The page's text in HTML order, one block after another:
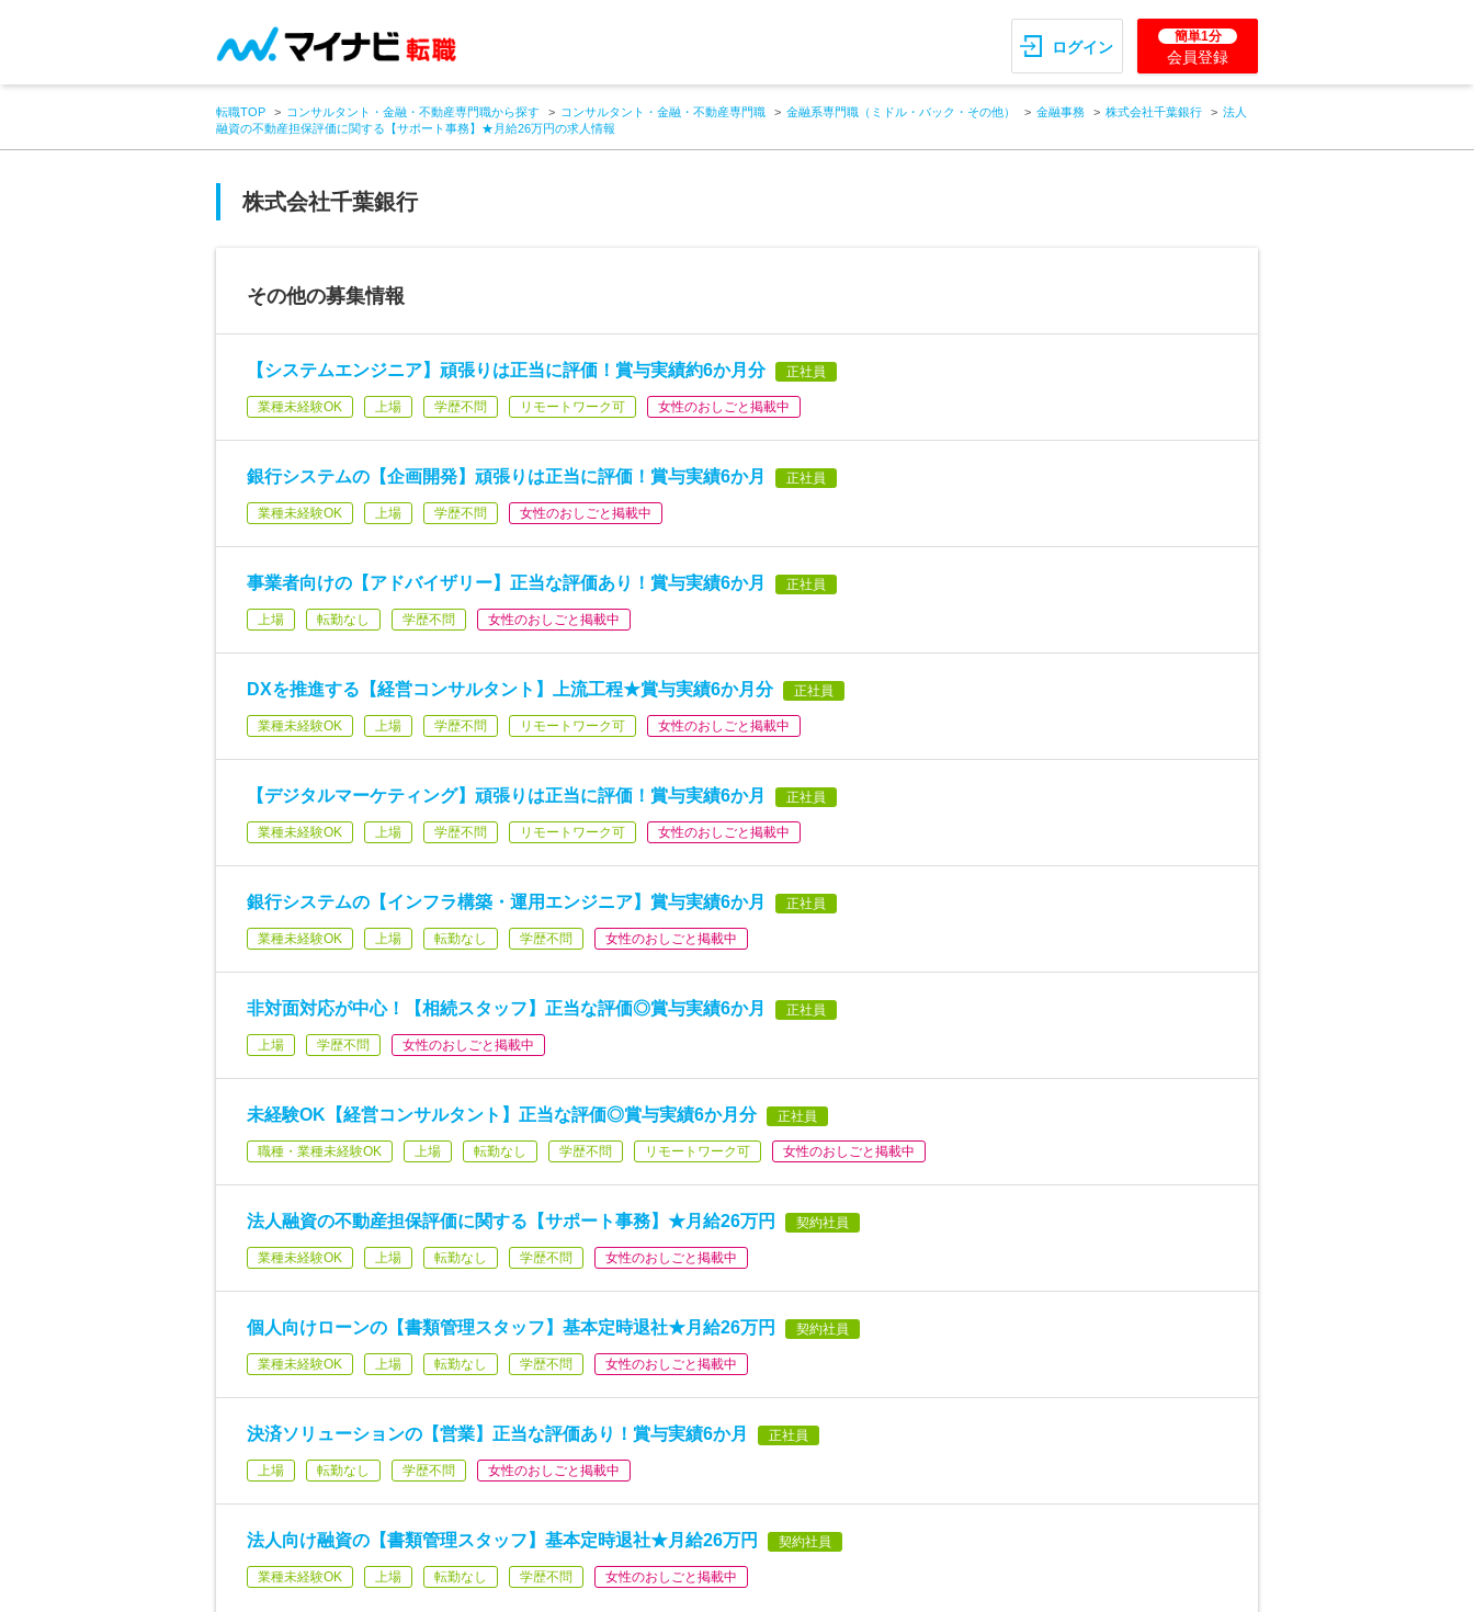
ログイン
簡単1分
会員登録
転職TOP コンサルタント・金融・不動産専門職から探す コンサルタント・金融・不動産専門職 金融系専門職（ミドル・バック・その他） 金融事務 株式会社千葉銀行
法人
融資の不動産担保評価に関する【サポート事務】★月給26万円の求人情報
株式会社千葉銀行
その他の募集情報
【システムエンジニア】頑張りは正当に評価！賞与実績約6か月分 正社員
業種未経験OK 上場 学歴不問 リモートワーク可 女性のおしごと掲載中
銀行システムの【企画開発】頑張りは正当に評価！賞与実績6か月 正社員
業種未経験OK 上場 学歴不問 女性のおしごと掲載中
事業者向けの【アドバイザリー】正当な評価あり！賞与実績6か月 正社員
上場 転勤なし 学歴不問 女性のおしごと掲載中
DXを推進する【経営コンサルタント】上流工程★賞与実績6か月分 正社員
業種未経験OK 上場 学歴不問 リモートワーク可 女性のおしごと掲載中
【デジタルマーケティング】頑張りは正当に評価！賞与実績6か月 正社員
業種未経験OK 上場 学歴不問 リモートワーク可 女性のおしごと掲載中
銀行システムの【インフラ構築・運用エンジニア】賞与実績6か月 正社員
業種未経験OK 上場 転勤なし 学歴不問 女性のおしごと掲載中
非対面対応が中心！【相続スタッフ】正当な評価◎賞与実績6か月 正社員
上場 学歴不問 女性のおしごと掲載中
未経験OK【経営コンサルタント】正当な評価◎賞与実績6か月分 正社員
職種・業種未経験OK 上場 転勤なし 学歴不問 リモートワーク可 女性のおしごと掲載中
法人融資の不動産担保評価に関する【サポート事務】★月給26万円 契約社員
業種未経験OK 上場 転勤なし 学歴不問 女性のおしごと掲載中
個人向けローンの【書類管理スタッフ】基本定時退社★月給26万円 契約社員
業種未経験OK 上場 転勤なし 学歴不問 女性のおしごと掲載中
決済ソリューションの【営業】正当な評価あり！賞与実績6か月 正社員
上場 転勤なし 学歴不問 女性のおしごと掲載中
法人向け融資の【書類管理スタッフ】基本定時退社★月給26万円 契約社員
業種未経験OK 上場 転勤なし 学歴不問 女性のおしごと掲載中